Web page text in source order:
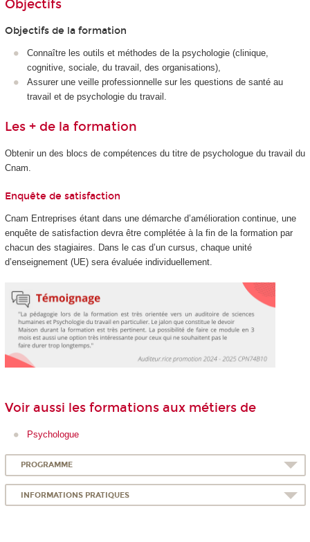
Objectifs
Objectifs de la formation
Connaître les outils et méthodes de la psychologie (clinique,
cognitive, sociale, du travail, des organisations),
Assurer une veille professionnelle sur les questions de santé au
travail et de psychologie du travail.
Les + de la formation
Obtenir un des blocs de compétences du titre de psychologue du travail du
Cnam.
Enquête de satisfaction
Cnam Entreprises étant dans une démarche d’amélioration continue, une
enquête de satisfaction devra être complétée à la fin de la formation par
chacun des stagiaires. Dans le cas d’un cursus, chaque unité
d’enseignement (UE) sera évaluée individuellement.
Voir aussi les formations aux métiers de
Psychologue
PROGRAMME
INFORMATIONS PRATIQUES